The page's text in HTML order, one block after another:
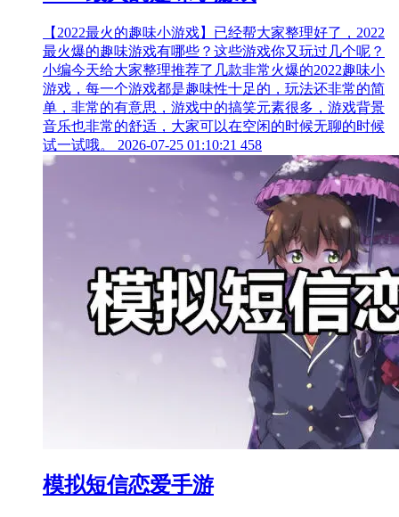
【2022最火的趣味小游戏】已经帮大家整理好了，2022
最火爆的趣味游戏有哪些？这些游戏你又玩过几个呢？
小编今天给大家整理推荐了几款非常火爆的2022趣味小
游戏，每一个游戏都是趣味性十足的，玩法还非常的简
单，非常的有意思，游戏中的搞笑元素很多，游戏背景
音乐也非常的舒适，大家可以在空闲的时候无聊的时候
试一试哦。
2026-07-25 01:10:21 458
模拟短信恋爱手游